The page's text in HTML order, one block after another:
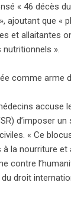
« 46 décès
ajoutant que «
et allaitantes
».
comme arme
accuse
d’imposer un
« Ce
à la nourriture et
contre
droit